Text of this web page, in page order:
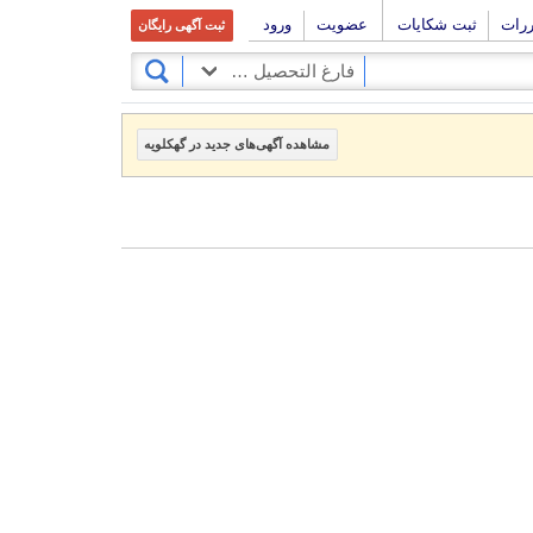
ثبت شکایات عضویت ورود ثبت آگهی رایگان
فارغ التحصیل و آماده به کار
مشاهده آگهی‌های جدید در گهکلویه